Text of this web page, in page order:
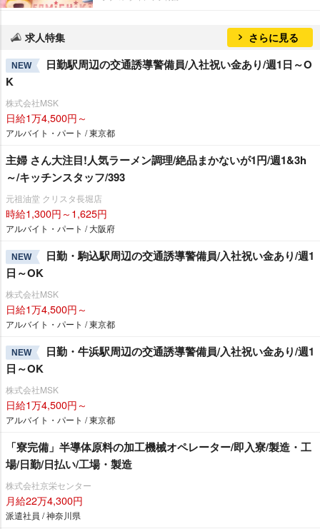
求人特集 さらに見る
NEW
日勤駅周辺の交通誘導警備員/入社祝い金あり/週1日～O
K
株式会社MSK
日給1万4,500円～
アルバイト・パート / 東京都
主婦 さん大注目!人気ラーメン調理/絶品まかないが1円/週1&3h
～/キッチンスタッフ/393
元祖油堂 クリスタ長堀店
時給1,300円～1,625円
アルバイト・パート / 大阪府
NEW
日勤・駒込駅周辺の交通誘導警備員/入社祝い金あり/週1
日～OK
株式会社MSK
日給1万4,500円～
アルバイト・パート / 東京都
NEW
日勤・牛浜駅周辺の交通誘導警備員/入社祝い金あり/週1
日～OK
株式会社MSK
日給1万4,500円～
アルバイト・パート / 東京都
「寮完備」半導体原料の加工機械オペレーター/即入寮/製造・工
場/日勤/日払い/工場・製造
株式会社京栄センター
月給22万4,300円
派遣社員 / 神奈川県